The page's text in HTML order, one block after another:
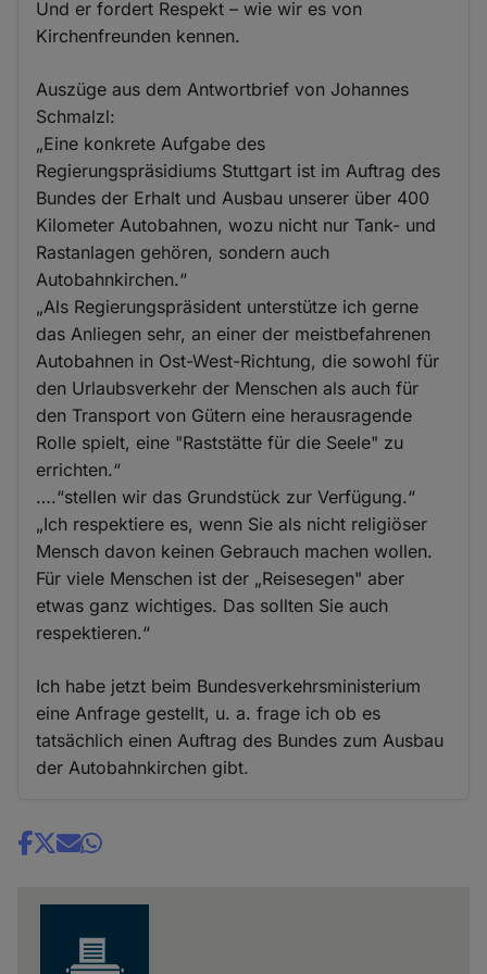
Und er fordert Respekt – wie wir es von
Kirchenfreunden kennen.
Auszüge aus dem Antwortbrief von Johannes
Schmalzl:
„Eine konkrete Aufgabe des
Regierungspräsidiums Stuttgart ist im Auftrag des
Bundes der Erhalt und Ausbau unserer über 400
Kilometer Autobahnen, wozu nicht nur Tank- und
Rastanlagen gehören, sondern auch
Autobahnkirchen.“
„Als Regierungspräsident unterstütze ich gerne
das Anliegen sehr, an einer der meistbefahrenen
Autobahnen in Ost-West-Richtung, die sowohl für
den Urlaubsverkehr der Menschen als auch für
den Transport von Gütern eine herausragende
Rolle spielt, eine "Raststätte für die Seele" zu
errichten.“
….“stellen wir das Grundstück zur Verfügung.“
„Ich respektiere es, wenn Sie als nicht religiöser
Mensch davon keinen Gebrauch machen wollen.
Für viele Menschen ist der „Reisesegen" aber
etwas ganz wichtiges. Das sollten Sie auch
respektieren.“
Ich habe jetzt beim Bundesverkehrsministerium
eine Anfrage gestellt, u. a. frage ich ob es
tatsächlich einen Auftrag des Bundes zum Ausbau
der Autobahnkirchen gibt.
Share